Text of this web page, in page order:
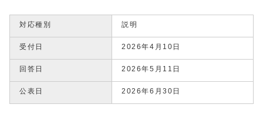
対応種別 説明
受付日 2026年4月10日
回答日 2026年5月11日
公表日 2026年6月30日